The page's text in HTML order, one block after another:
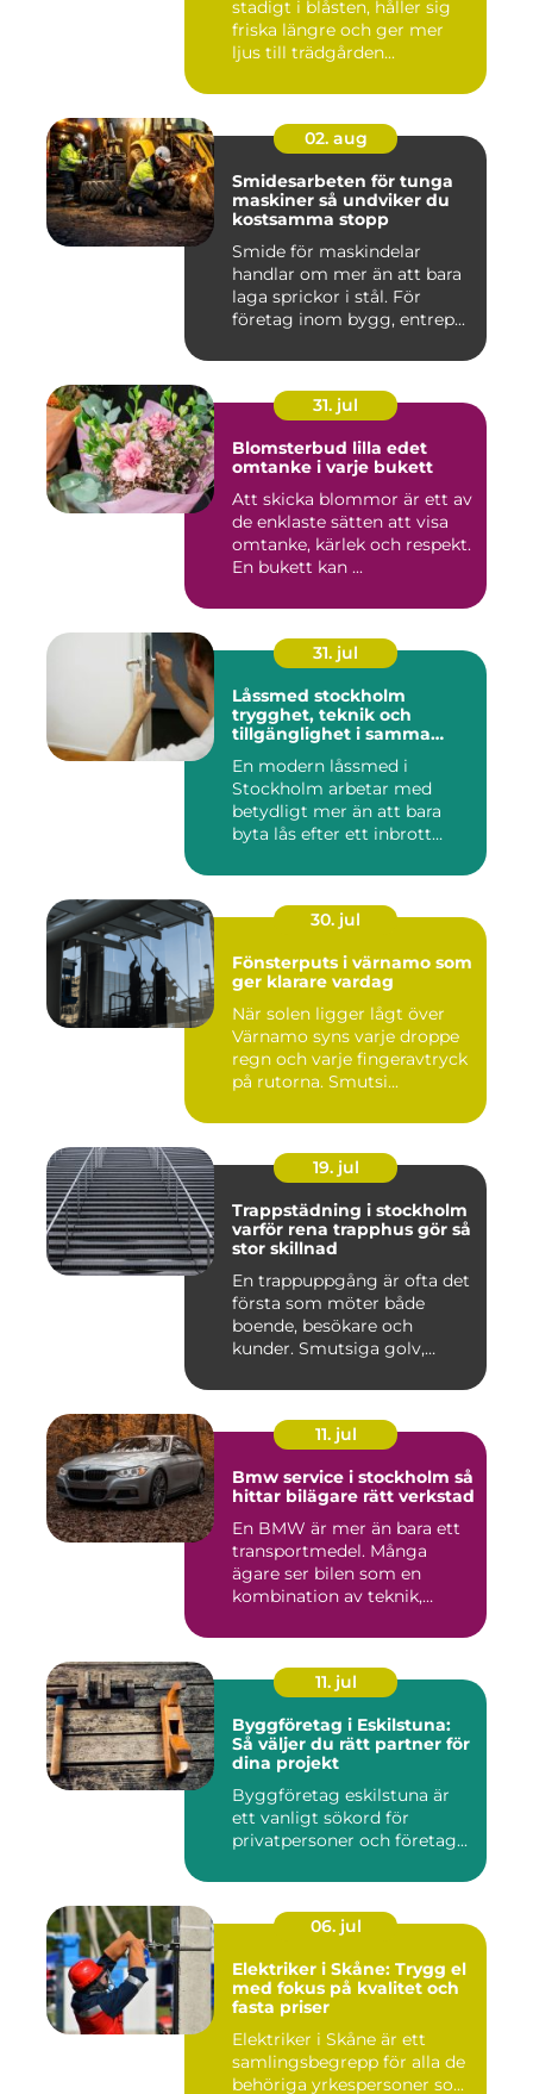
stadigt i blåsten, håller sig
friska längre och ger mer
ljus till trädgården...
02. aug
Smidesarbeten för tunga
maskiner så undviker du
kostsamma stopp
Smide för maskindelar
handlar om mer än att bara
laga sprickor i stål. För
företag inom bygg, entrep...
31. jul
Blomsterbud lilla edet
omtanke i varje bukett
Att skicka blommor är ett av
de enklaste sätten att visa
omtanke, kärlek och respekt.
En bukett kan ...
31. jul
Låssmed stockholm
trygghet, teknik och
tillgänglighet i samma
En modern låssmed i
Stockholm arbetar med
betydligt mer än att bara
byta lås efter ett inbrott
30. jul
Fönsterputs i värnamo som
ger klarare vardag
När solen ligger lågt över
Värnamo syns varje droppe
regn och varje fingeravtryck
på rutorna. Smutsi...
19. jul
Trappstädning i stockholm
varför rena trapphus gör så
stor skillnad
En trappuppgång är ofta det
första som möter både
boende, besökare och
kunder. Smutsiga golv,
11. jul
Bmw service i stockholm så
hittar bilägare rätt verkstad
En BMW är mer än bara ett
transportmedel. Många
ägare ser bilen som en
kombination av teknik,
11. jul
Byggföretag i Eskilstuna:
Så väljer du rätt partner för
dina projekt
Byggföretag eskilstuna är
ett vanligt sökord för
privatpersoner och företag...
06. jul
Elektriker i Skåne: Trygg el
med fokus på kvalitet och
fasta priser
Elektriker i Skåne är ett
samlingsbegrepp för alla de
behöriga yrkespersoner so...